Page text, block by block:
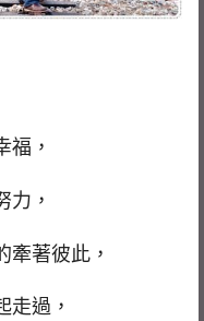
福，
力，
牽著彼此，
走過，